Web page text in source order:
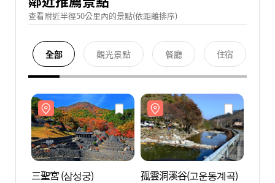
查看附近半徑50公里內的景點(依距離排序)
全部 觀光景點 餐廳 住宿
三聖宮 (삼성궁) 孤雲洞溪谷(고운동계곡)